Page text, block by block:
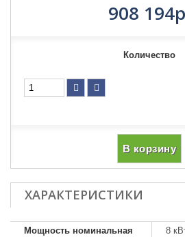
908
Количество
В корзину
ХАРАКТЕРИСТИКИ
Мощность номинальная
8